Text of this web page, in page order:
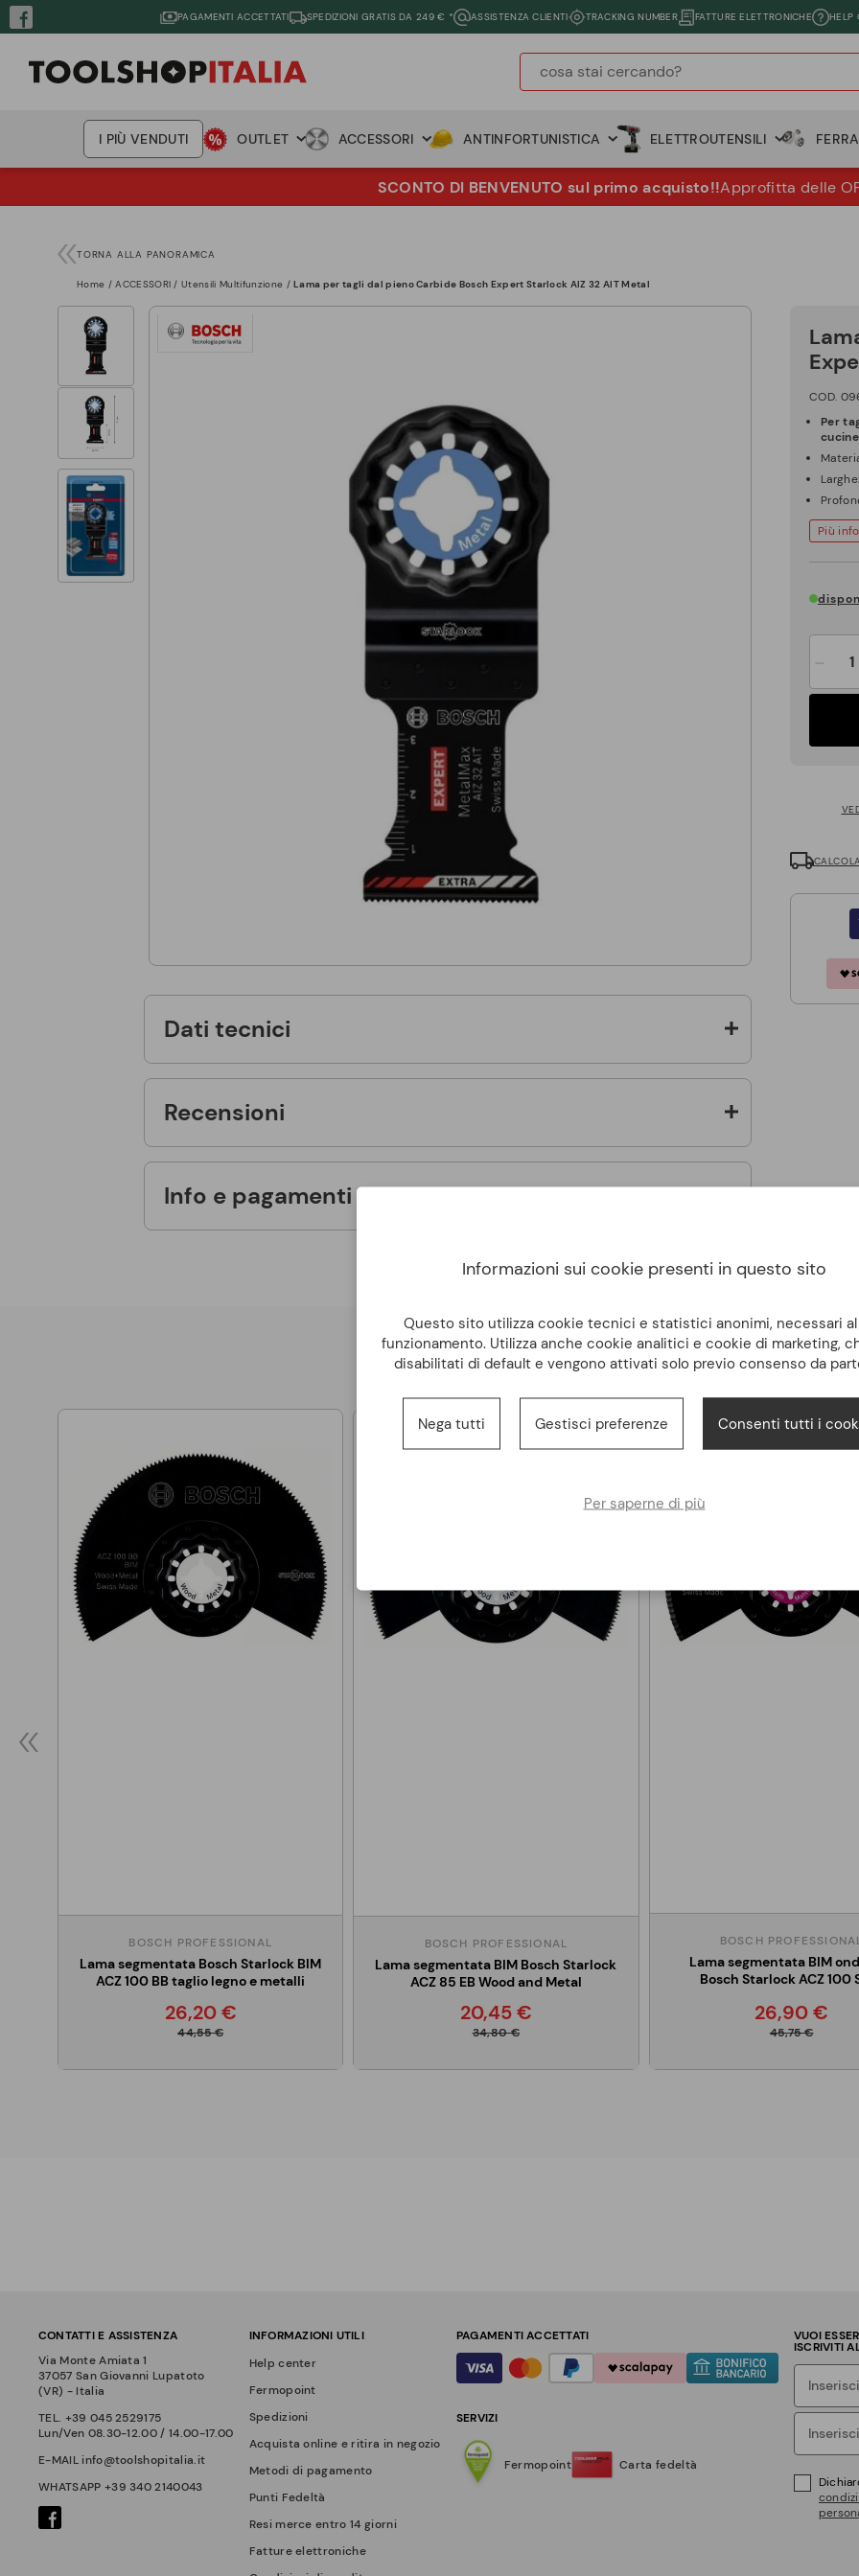
PAGAMENTI ACCETTATI SPEDIZIONI GRATIS DA 249 € * ASSISTENZA CLIENTI TRACKING NUMBER FATTURE ELETTRONICHE HELP
I PIÙ VENDUTI OUTLET ACCESSORI ANTINFORTUNISTICA ELETTROUTENSILI
SCONTO DI BENVENUTO sul primo acquisto!!Approfitta delle
TORNA ALLA PANORAMICA
Home ACCESSORI Utensili Multifunzione Lama per tagli dal pieno Carbide Bosch Expert Starlock AIZ 32 AIT Metal
COD.
Per
Più
-
Dati tecnici
Recensioni
Info e pagamenti
Potrebbero interessarti anche
BOSCH PROFESSIONAL
Lama segmentata Bosch Starlock BIM
ACZ 100 BB taglio legno e metalli
26,20 €
44,55 €
BOSCH PROFESSIONAL
Lama segmentata BIM Bosch Starlock
ACZ 85 EB Wood and Metal
20,45 €
34,80 €
BOSCH
Lama segmentata BIM
Bosch Starlock ACZ 100
26,90 €
45,75 €
CONTATTI E ASSISTENZA
Via Monte Amiata 1
37057 San Giovanni Lupatoto
(VR) - Italia
TEL. +39 045 2529175
Lun/Ven 08.30-12.00 / 14.00-17.00
E-MAIL info@toolshopitalia.it
WHATSAPP +39 340 2140043
INFORMAZIONI UTILI
Help center
Fermopoint
Spedizioni
Acquista online e ritira in negozio
Metodi di pagamento
Punti Fedeltà
Resi merce entro 14 giorni
Fatture elettroniche
PAGAMENTI ACCETTATI
SERVIZI
Fermopoint Carta fedeltà
VUOI
ISCRIVITI
Informazioni sui cookie presenti in questo sito
Questo sito utilizza cookie tecnici e statistici anonimi, necessari
funzionamento. Utilizza anche cookie analitici e cookie di marketing,
disabilitati di default e vengono attivati solo previo consenso da
Nega tutti Gestisci preferenze Consenti tutti i
Per saperne di più